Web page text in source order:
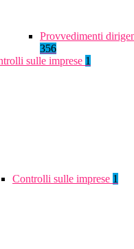
Provvedimenti
356
sulle imprese 1
Controlli sulle imprese 1